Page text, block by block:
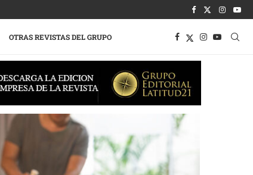
OTRAS REVISTAS DEL GRUPO